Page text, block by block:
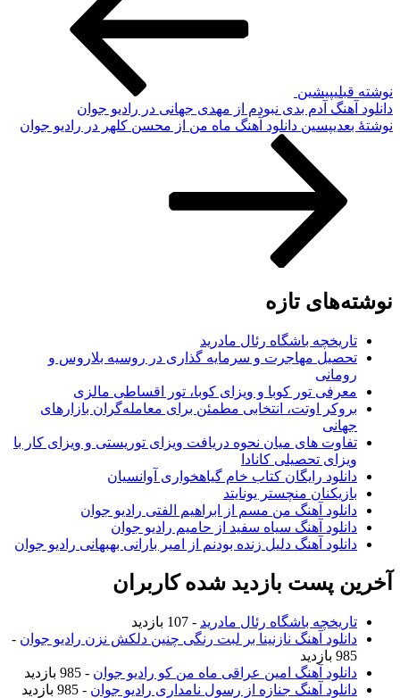
نوشته قبلیپیشین
دانلود آهنگ آدم بدی نبودم از مهدی جهانی در رادیو جوان
نوشته‌ٔ بعدیپسین دانلود آهنگ ماه من از محسن کلهر در رادیو جوان
نوشته‌های تازه
تاریخچه باشگاه رئال مادرید
تحصیل مهاجرت و سرمایه گذاری در روسیه بلاروس و
رومانی
معرفی تور کوبا و ویزای کوبا، تور اقساطی مالزی
بروکر اوتت، انتخابی مطمئن برای معامله‌گران بازارهای
جهانی
تفاوت های میان نحوه دریافت ویزای توریستی و ویزای کار با
ویزای تحصیلی کانادا
دانلود رایگان کتاب خام گیاهخواری آوانسیان
بازیکنان منچستر یونایتد
دانلود آهنگ من مسم از ابراهیم الفتی رادیو جوان
دانلود آهنگ سیاه سفید از حامیم رادیو جوان
دانلود آهنگ دلیل زنده بودنم از امیر بارانی بهبهانی رادیو جوان
آخرین پست بازدید شده کاربران
تاریخچه باشگاه رئال مادرید - 107 بازدید
دانلود آهنگ نازنینا بر لبت رنگی چنین دلکش نزن رادیو جوان -
985 بازدید
دانلود آهنگ امین عراقی ماه من کو رادیو جوان - 985 بازدید
دانلود آهنگ جنازه از رسول نامداری رادیو جوان - 985 بازدید